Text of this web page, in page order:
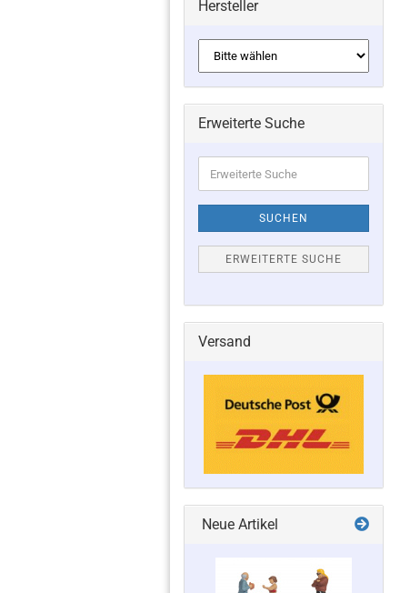
Hersteller
Erweiterte Suche
Suche
SUCHEN
ERWEITERTE SUCHE
Versand
Neue Artikel